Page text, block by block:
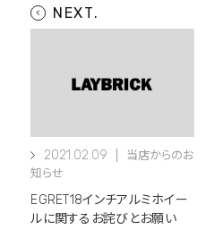
2021.02.09
当店からのお
知らせ
EGRET18インチアルミホイー
ルに関するお詫びとお願い